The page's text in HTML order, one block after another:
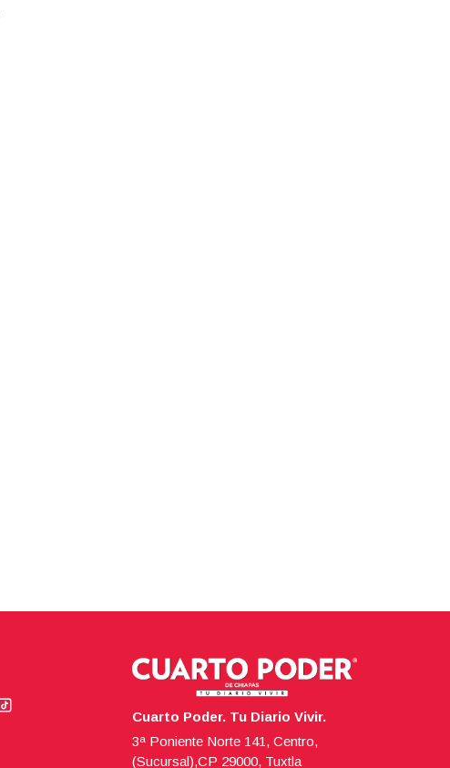
Cuarto Poder. Tu Diario Vivir.
3ª Poniente Norte 141, Centro,
(Sucursal),CP 29000, Tuxtla